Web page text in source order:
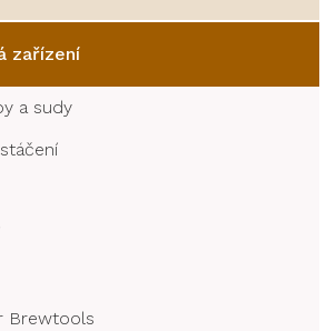
zařízení
a sudy
Brewtools